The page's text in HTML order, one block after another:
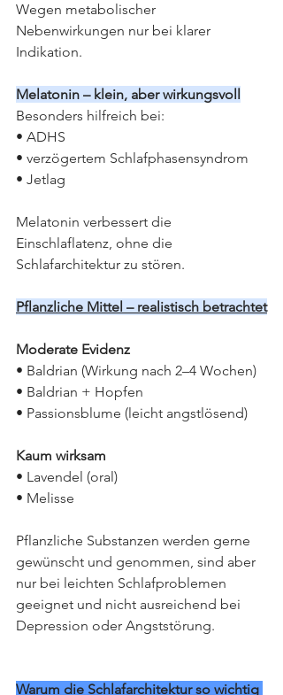
Wegen metabolischer
Nebenwirkungen nur bei klarer
Indikation.
Melatonin – klein, aber wirkungsvoll
Besonders hilfreich bei:
• ADHS
• verzögertem Schlafphasensyndrom
• Jetlag
Melatonin verbessert die
Einschlaflatenz, ohne die
Schlafarchitektur zu stören.
Pflanzliche Mittel – realistisch betrachtet
Moderate Evidenz
• Baldrian (Wirkung nach 2–4 Wochen)
• Baldrian + Hopfen
• Passionsblume (leicht angstlösend)
Kaum wirksam
• Lavendel (oral)
• Melisse
Pflanzliche Substanzen werden gerne
gewünscht und genommen, sind aber
nur bei leichten Schlafproblemen
geeignet und nicht ausreichend bei
Depression oder Angststörung.
Warum die Schlafarchitektur so wichtig